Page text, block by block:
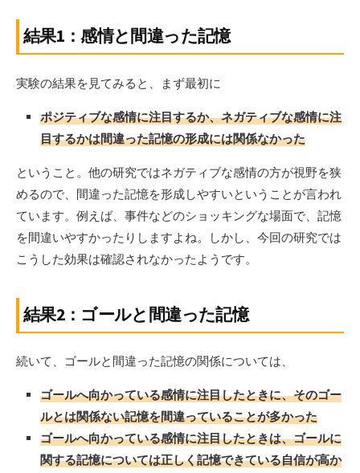
結果1：感情と間違った記憶
実験の結果を見てみると、まず最初に
ポジティブな感情に注目するか、ネガティブな感情に注
目するかは間違った記憶の形成には関係なかった
ということ。他の研究ではネガティブな感情の方が視野を狭
めるので、間違った記憶を形成しやすいということが言われ
ています。例えば、事件などのショッキングな場面で、記憶
を間違いやすかったりしますよね。しかし、今回の研究では
こうした効果は確認されなかったようです。
結果2：ゴールと間違った記憶
続いて、ゴールと間違った記憶の関係については、
ゴールへ向かっている感情に注目したときに、そのゴー
ルとは関係ない記憶を間違っていることが多かった
ゴールへ向かっている感情に注目したときは、ゴールに
関する記憶については正しく記憶できている自信が高か